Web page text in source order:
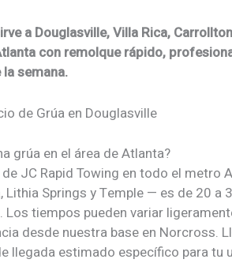
a Douglasville, Villa Rica,
con remolque rápido,
semana.
de Grúa en Douglasville
grúa en el área de Atlanta?
JC Rapid Towing en todo el metro
Lithia Springs y Temple — es de 20 a
tiempos pueden variar
desde nuestra base en Norcross.
llegada estimado específico para tu